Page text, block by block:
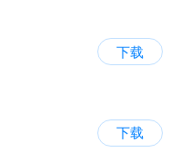
下载
下载